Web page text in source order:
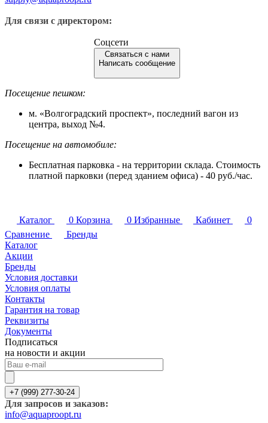
Для связи с директором:
Соцсети
Связаться с нами
Написать сообщение
Посещение пешком:
м. «Волгоградский проспект», последний вагон из
центра, выход №4.
Посещение на автомобиле:
Бесплатная парковка - на территории склада. Стоимость
платной парковки (перед зданием офиса) - 40 руб./час.
Каталог 0 Корзина 0 Избранные Кабинет
0
Сравнение
Бренды
Каталог
Акции
Бренды
Условия доставки
Условия оплаты
Контакты
Гарантия на товар
Реквизиты
Документы
Подписаться
на новости и акции
+7 (999) 277-30-24
Для запросов и заказов:
info@aquaproopt.ru